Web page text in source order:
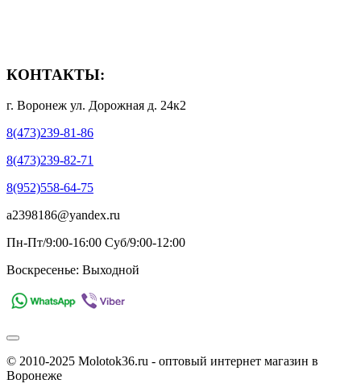
КОНТАКТЫ:
г. Воронеж ул. Дорожная д. 24к2
8(473)239-81-86
8(473)239-82-71
8(952)558-64-75
a2398186@yandex.ru
Пн-Пт/9:00-16:00 Суб/9:00-12:00
Воскресенье: Выходной
© 2010-2025 Molotok36.ru - оптовый интернет магазин в
Воронеже